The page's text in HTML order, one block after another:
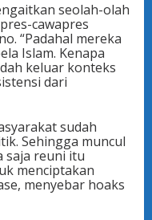
seolah-olah
cawapres
“Padahal mereka
Islam. Kenapa
keluar konteks
dari
sudah
Sehingga muncul
saja reuni itu
menciptakan
menyebar hoaks